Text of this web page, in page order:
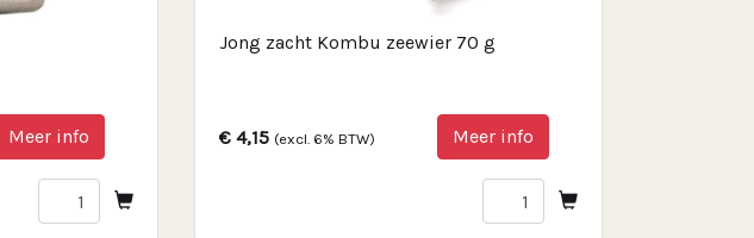
Meer info
Jong zacht Kombu zeewier 70 g
€ 4,15 (excl. 6% BTW) Meer info